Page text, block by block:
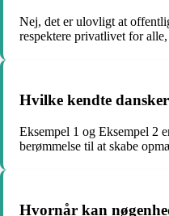
Nej, det er ulovligt at
respektere privatlivet for alle,
Hvilke kendte
Eksempel 1 og Eksempel 2
berømmelse til at skabe
Hvornår kan